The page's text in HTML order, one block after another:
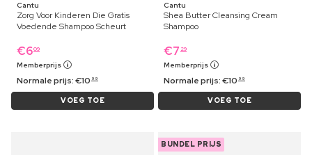
Cantu
Zorg Voor Kinderen Die Gratis
Voedende Shampoo Scheurt
€609
Memberprijs
Normale prijs:€10 99
VOEG TOE
Cantu
Shea Butter Cleansing Cream
Shampoo
€7 29
Memberprijs
Normale prijs:€10 99
VOEG TOE
BUNDEL PRIJS